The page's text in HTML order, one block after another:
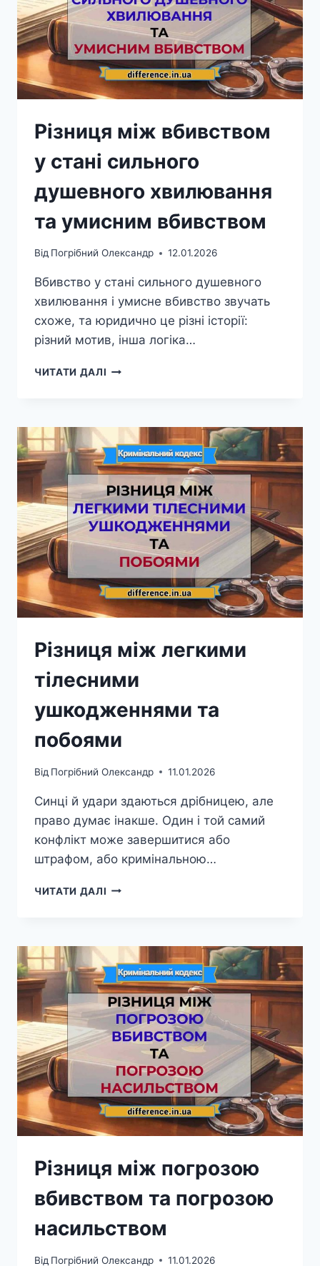
Різниця між вбивством
у стані сильного
душевного хвилювання
та умисним вбивством
Від Погрібний Олександр 12.01.2026
Вбивство у стані сильного душевного
хвилювання і умисне вбивство звучать
схоже, та юридично це різні історії:
різний мотив, інша логіка…
ЧИТАТИ ДАЛІ РІЗНИЦЯ
СТАНІ
СИЛЬНОГО
ДУШЕВНОГО
ХВИЛЮВАННЯ
ТА
УМИСНИМ
ВБИВСТВОМ
Різниця між легкими
тілесними
ушкодженнями та
побоями
Від Погрібний Олександр 11.01.2026
Синці й удари здаються дрібницею, але
право думає інакше. Один і той самий
конфлікт може завершитися або
штрафом, або кримінальною…
ЧИТАТИ ДАЛІ РІЗНИЦЯ
УШКОДЖЕННЯМИ
ТА
ПОБОЯМИ
Різниця між погрозою
вбивством та погрозою
насильством
Від Погрібний Олександр 11.01.2026